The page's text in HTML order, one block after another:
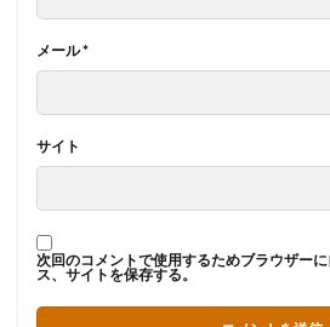
メール*
サイト
次回のコメントで使用するためブラウザー
ス、サイトを保存する。